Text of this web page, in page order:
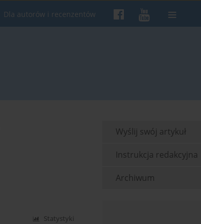
Dla autorów i recenzentów
Statystyki
Wyślij swój artykuł
Instrukcja redakcyjna
Archiwum